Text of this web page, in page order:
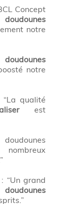
Concept
doudounes
notre
doudounes
notre
“La qualité
est
: “Un grand
doudounes